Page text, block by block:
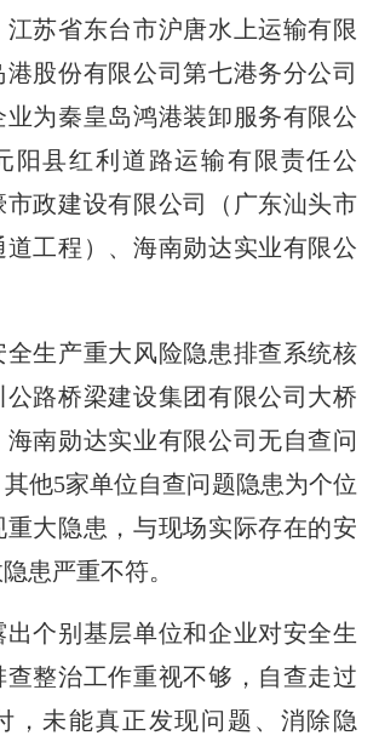
江苏省东台市沪唐水上运输有限
股份有限公司第七港务分公司
业为秦皇岛鸿港装卸服务有限公
阳县红利道路运输有限责任公
市政建设有限公司（广东汕头市
工程）、海南勋达实业有限公
全生产重大风险隐患排查系统核
路桥梁建设集团有限公司大桥
海南勋达实业有限公司无自查问
他5家单位自查问题隐患为个位
大隐患，与现场实际存在的安
患严重不符。
出个别基层单位和企业对安全生
查整治工作重视不够，自查走过
，未能真正发现问题、消除隐